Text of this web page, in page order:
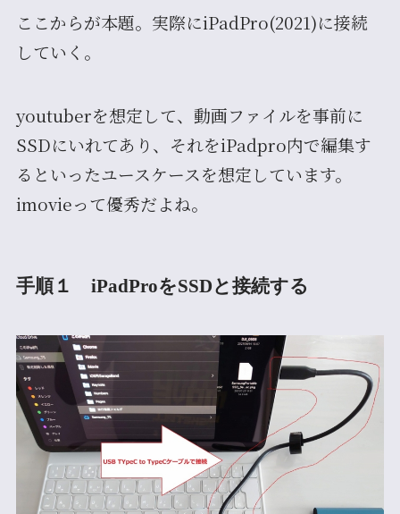
ここからが本題。実際にiPadPro(2021)に接続
していく。
youtuberを想定して、動画ファイルを事前に
SSDにいれてあり、それをiPadpro内で編集す
るといったユースケースを想定しています。
imovieって優秀だよね。
手順１ iPadProをSSDと接続する